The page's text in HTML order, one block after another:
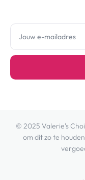
© 2025 Valerie's
om dit zo te